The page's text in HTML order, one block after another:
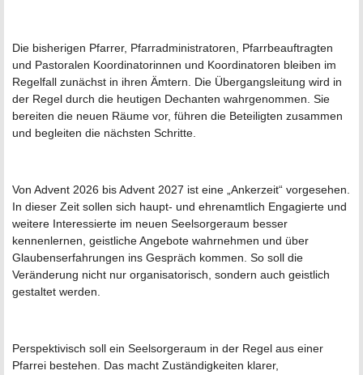
Die bisherigen Pfarrer, Pfarradministratoren, Pfarrbeauftragten
und Pastoralen Koordinatorinnen und Koordinatoren bleiben im
Regelfall zunächst in ihren Ämtern. Die Übergangsleitung wird in
der Regel durch die heutigen Dechanten wahrgenommen. Sie
bereiten die neuen Räume vor, führen die Beteiligten zusammen
und begleiten die nächsten Schritte.
Von Advent 2026 bis Advent 2027 ist eine „Ankerzeit“ vorgesehen.
In dieser Zeit sollen sich haupt- und ehrenamtlich Engagierte und
weitere Interessierte im neuen Seelsorgeraum besser
kennenlernen, geistliche Angebote wahrnehmen und über
Glaubenserfahrungen ins Gespräch kommen. So soll die
Veränderung nicht nur organisatorisch, sondern auch geistlich
gestaltet werden.
Perspektivisch soll ein Seelsorgeraum in der Regel aus einer
Pfarrei bestehen. Das macht Zuständigkeiten klarer,